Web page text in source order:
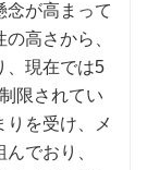
念が高まって
高さから、
、現在では5
限されてい
りを受け、メ
でおり、